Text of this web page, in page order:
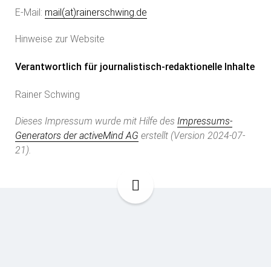
E-Mail: mail(at)rainerschwing.de
Hinweise zur Website
Verantwortlich für journalistisch-redaktionelle Inhalte
Rainer Schwing
Dieses Impressum wurde mit Hilfe des Impressums-
Generators der activeMind AG erstellt (Version 2024-07-
21).